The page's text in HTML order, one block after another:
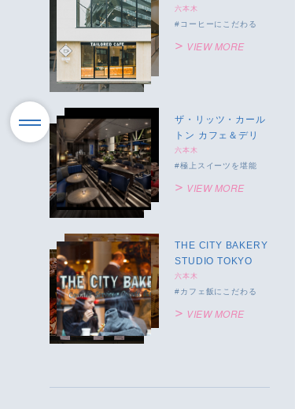
六本木
コーヒーにこだわる
VIEW MORE
ザ・リッツ・カール
トン カフェ＆デリ
六本木
極上スイーツを堪能
VIEW MORE
THE CITY BAKERY
STUDIO TOKYO
六本木
カフェ飯にこだわる
VIEW MORE